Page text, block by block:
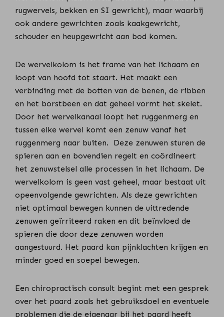
rugwervels, bekken en SI gewricht), maar waarbij
ook andere gewrichten zoals kaakgewricht,
schouder en heupgewricht aan bod komen.
De wervelkolom is het frame van het lichaam en
loopt van hoofd tot staart. Het maakt een
verbinding met de botten van de benen, de ribben
en het borstbeen en dat geheel vormt het skelet.
Door het wervelkanaal loopt het ruggenmerg en
tussen elke wervel komt een zenuw vanaf het
ruggenmerg naar buiten.
Deze zenuwen sturen de
spieren aan en bovendien regelt en coördineert
het zenuwstelsel alle processen in het lichaam. De
wervelkolom is geen vast geheel, maar bestaat uit
opeenvolgende gewrichten. Als deze gewrichten
niet optimaal bewegen kunnen de uittredende
zenuwen geïrriteerd raken en dit beïnvloed de
spieren die door deze zenuwen worden
aangestuurd. Het paard kan pijnklachten krijgen en
minder goed en soepel bewegen.
Een chiropractisch consult begint met een gesprek
over het paard zoals het gebruiksdoel en eventuele
problemen die de eigenaar bij het paard heeft